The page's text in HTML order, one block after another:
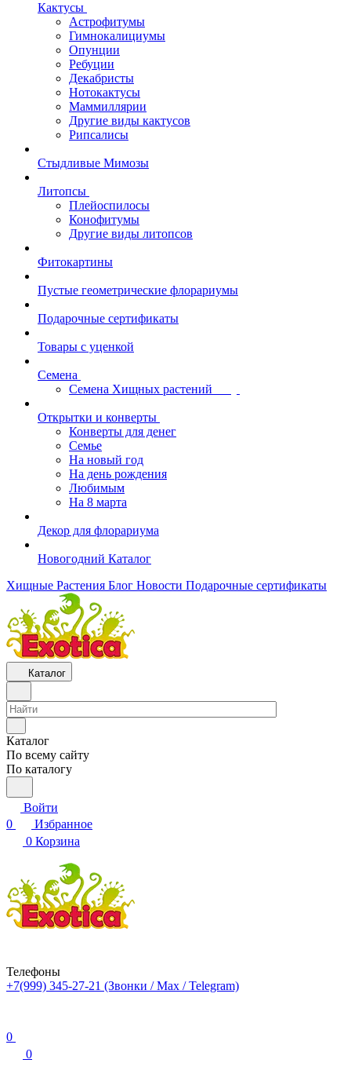
Кактусы
Астрофитумы
Гимнокалициумы
Опунции
Ребуции
Декабристы
Нотокактусы
Маммиллярии
Другие виды кактусов
Рипсалисы
Стыдливые Мимозы
Литопсы
Плейоспилосы
Конофитумы
Другие виды литопсов
Фитокартины
Пустые геометрические флорариумы
Подарочные сертификаты
Товары с уценкой
Семена
Семена Хищных растений
Открытки и конверты
Конверты для денег
Семье
На новый год
На день рождения
Любимым
На 8 марта
Декор для флорариума
Новогодний Каталог
Хищные Растения Блог Новости Подарочные сертификаты
Каталог
Каталог
По всему сайту
По каталогу
Войти
0
Избранное
0 Корзина
Телефоны
+7(999) 345-27-21 (Звонки / Max / Telegram)
0
0